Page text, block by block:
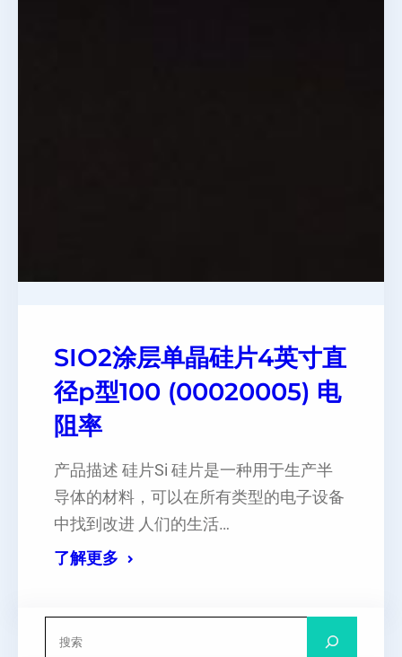
SIO2涂层单晶硅片4英寸直
径p型100 (00020005) 电
阻率
产品描述 硅片Si 硅片是一种用于生产半
导体的材料，可以在所有类型的电子设备
中找到改进 人们的生活…
了解更多